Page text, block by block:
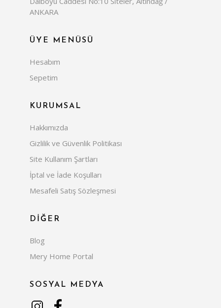
ANKARA
ÜYE MENÜSÜ
Hesabım
Sepetim
KURUMSAL
Hakkımızda
Gizlilik ve Güvenlik Politikası
Site Kullanım Şartları
İptal ve İade Koşulları
Mesafeli Satış Sözleşmesi
DİĞER
Blog
Mery Home Portal
SOSYAL MEDYA